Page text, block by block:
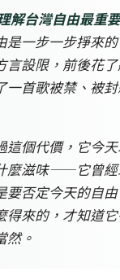
解台灣自由最重
是一步一步掙來
言設限，前後花
一首歌被禁、被
這個代價，它今
麼滋味——它曾
要否定今天的自
得來的，才知道
然。